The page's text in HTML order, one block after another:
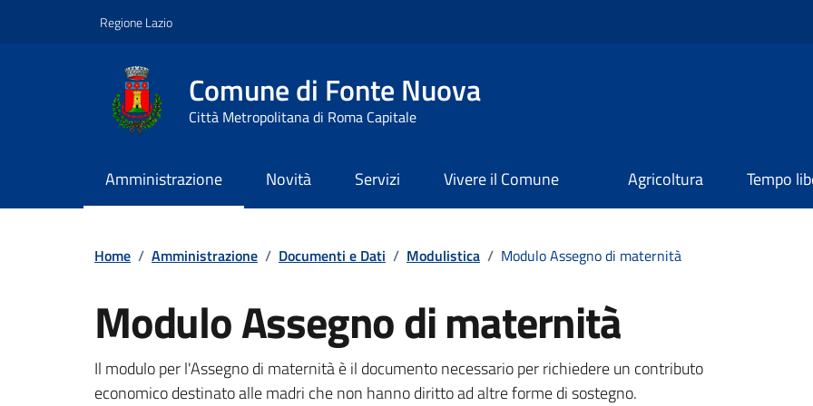
Regione Lazio
Comune di Fonte Nuova
Città Metropolitana di Roma Capitale
Amministrazione Novità Servizi Vivere il Comune Agricoltura Tempo
Home / Amministrazione / Documenti e Dati / Modulistica / Modulo Assegno di maternità
Modulo Assegno di maternità
Dettagli del documento
Il modulo per l'Assegno di maternità è il documento necessario per richiedere un contributo
economico destinato alle madri che non hanno diritto ad altre forme di sostegno.